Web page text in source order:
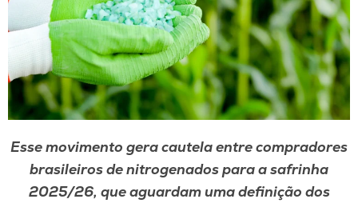
Esse movimento gera cautela entre compradores
brasileiros de nitrogenados para a safrinha
2025/26, que aguardam uma definição dos